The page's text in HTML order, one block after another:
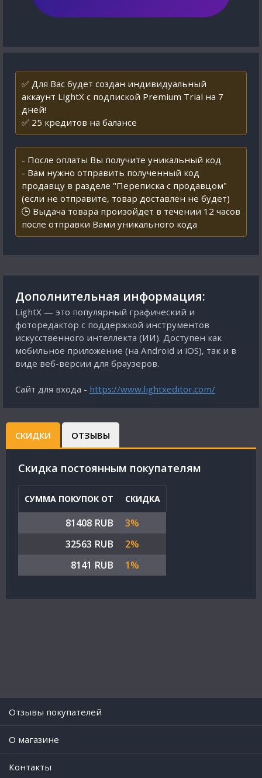
✅ Для Вас будет создан индивидуальный
аккаунт LightX с подпиской Premium Trial на 7
дней!
✅ 25 кредитов на балансе
- После оплаты Вы получите уникальный код
- Вам нужно отправить полученный код
продавцу в разделе "Переписка с продавцом"
(если не отправите, товар доставлен не будет)
🕒 Выдача товара произойдет в течении 12 часов
после отправки Вами уникального кода
Дополнительная информация:
LightX — это популярный графический и
фоторедактор с поддержкой инструментов
искусственного интеллекта (ИИ). Доступен как
мобильное приложение (на Android и iOS), так и в
виде веб-версии для браузеров.
Сайт для входа - https://www.lightxeditor.com/
СКИДКИ ОТЗЫВЫ
Cкидка постоянным покупателям
СУММА ПОКУПОК ОТ СКИДКА
81408 RUB
3%
32563 RUB
2%
8141 RUB
1%
Отзывы покупателей
O магазине
Контакты